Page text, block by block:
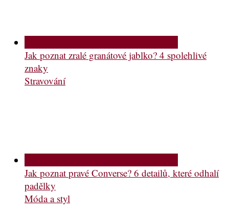
Jak poznat zralé granátové jablko? 4 spolehlivé
znaky
Stravování
Jak poznat pravé Converse? 6 detailů, které odhalí
padělky
Móda a styl